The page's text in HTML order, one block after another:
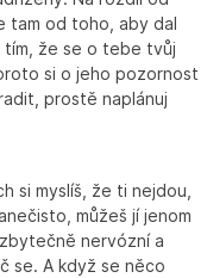
tam od toho, aby dal
tím, že se o tebe tvůj
si o jeho pozornost
prostě naplánuj
si myslíš, že ti nejdou,
můžeš jí jenom
nervózní a
se. A když se něco